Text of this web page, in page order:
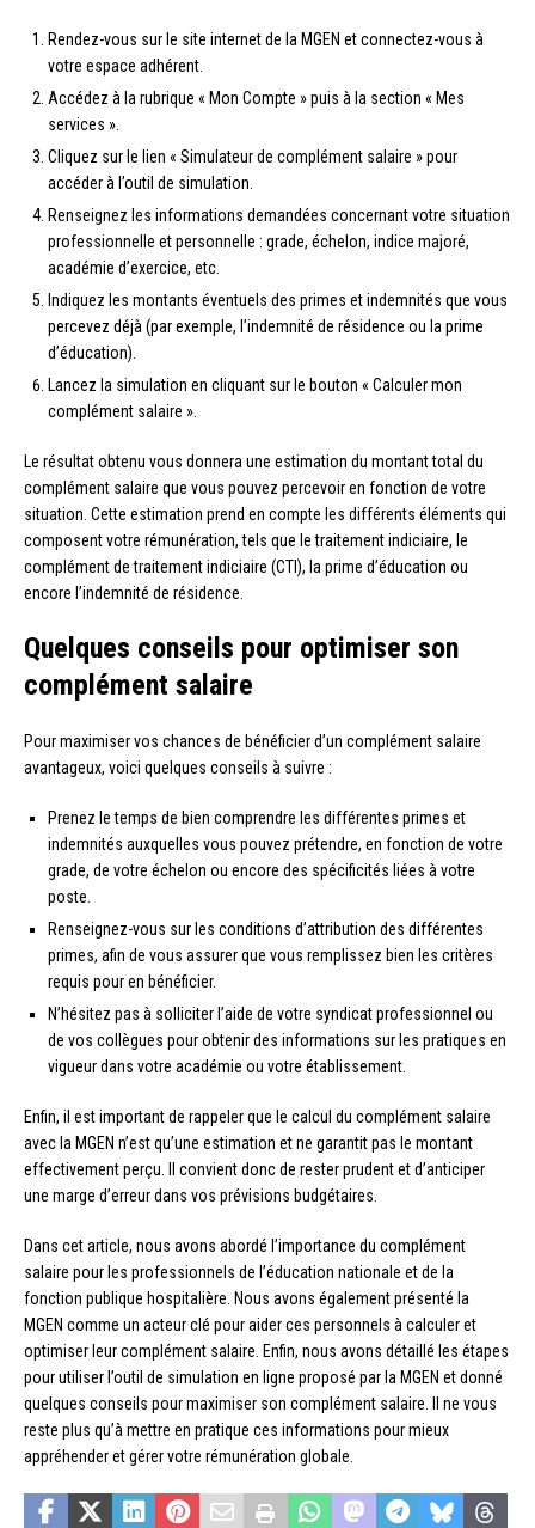
Rendez-vous sur le site internet de la MGEN et connectez-vous à
votre espace adhérent.
Accédez à la rubrique « Mon Compte » puis à la section « Mes
services ».
Cliquez sur le lien « Simulateur de complément salaire » pour
accéder à l’outil de simulation.
Renseignez les informations demandées concernant votre situation
professionnelle et personnelle : grade, échelon, indice majoré,
académie d’exercice, etc.
Indiquez les montants éventuels des primes et indemnités que vous
percevez déjà (par exemple, l’indemnité de résidence ou la prime
d’éducation).
Lancez la simulation en cliquant sur le bouton « Calculer mon
complément salaire ».
Le résultat obtenu vous donnera une estimation du montant total du
complément salaire que vous pouvez percevoir en fonction de votre
situation. Cette estimation prend en compte les différents éléments qui
composent votre rémunération, tels que le traitement indiciaire, le
complément de traitement indiciaire (CTI), la prime d’éducation ou
encore l’indemnité de résidence.
Quelques conseils pour optimiser son
complément salaire
Pour maximiser vos chances de bénéficier d’un complément salaire
avantageux, voici quelques conseils à suivre :
Prenez le temps de bien comprendre les différentes primes et
indemnités auxquelles vous pouvez prétendre, en fonction de votre
grade, de votre échelon ou encore des spécificités liées à votre
poste.
Renseignez-vous sur les conditions d’attribution des différentes
primes, afin de vous assurer que vous remplissez bien les critères
requis pour en bénéficier.
N’hésitez pas à solliciter l’aide de votre syndicat professionnel ou
de vos collègues pour obtenir des informations sur les pratiques en
vigueur dans votre académie ou votre établissement.
Enfin, il est important de rappeler que le calcul du complément salaire
avec la MGEN n’est qu’une estimation et ne garantit pas le montant
effectivement perçu. Il convient donc de rester prudent et d’anticiper
une marge d’erreur dans vos prévisions budgétaires.
Dans cet article, nous avons abordé l’importance du complément
salaire pour les professionnels de l’éducation nationale et de la
fonction publique hospitalière. Nous avons également présenté la
MGEN comme un acteur clé pour aider ces personnels à calculer et
optimiser leur complément salaire. Enfin, nous avons détaillé les étapes
pour utiliser l’outil de simulation en ligne proposé par la MGEN et donné
quelques conseils pour maximiser son complément salaire. Il ne vous
reste plus qu’à mettre en pratique ces informations pour mieux
appréhender et gérer votre rémunération globale.